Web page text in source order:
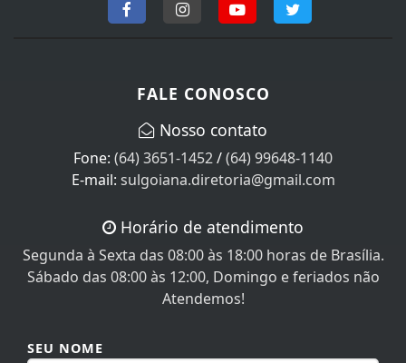
FALE CONOSCO
Nosso contato
Fone: (64) 3651-1452/(64) 99648-1140
E-mail: sulgoiana.diretoria@gmail.com
Horário de atendimento
Segunda à Sexta das 08:00 às 18:00 horas de Brasília.
Sábado das 08:00 às 12:00, Domingo e feriados não
Atendemos!
SEU NOME